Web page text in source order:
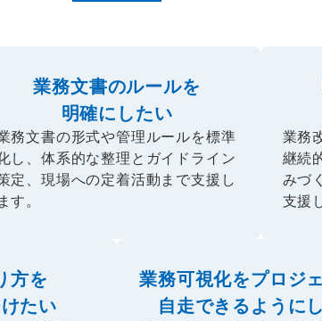
業務文書のルールを
明確にしたい
務文書の形式や管理ルールを標準
し、体系的な整理とガイドライン
定、現場への定着活動まで支援し
ます。
業務
継続
みづ
支援
方を
たい
業務可視化をプロジ
自走できるように